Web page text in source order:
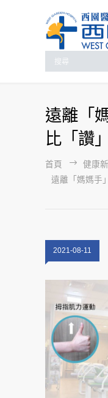
遠離「
比「讚」
首頁
健康
遠離「媽媽手
2021-08-11